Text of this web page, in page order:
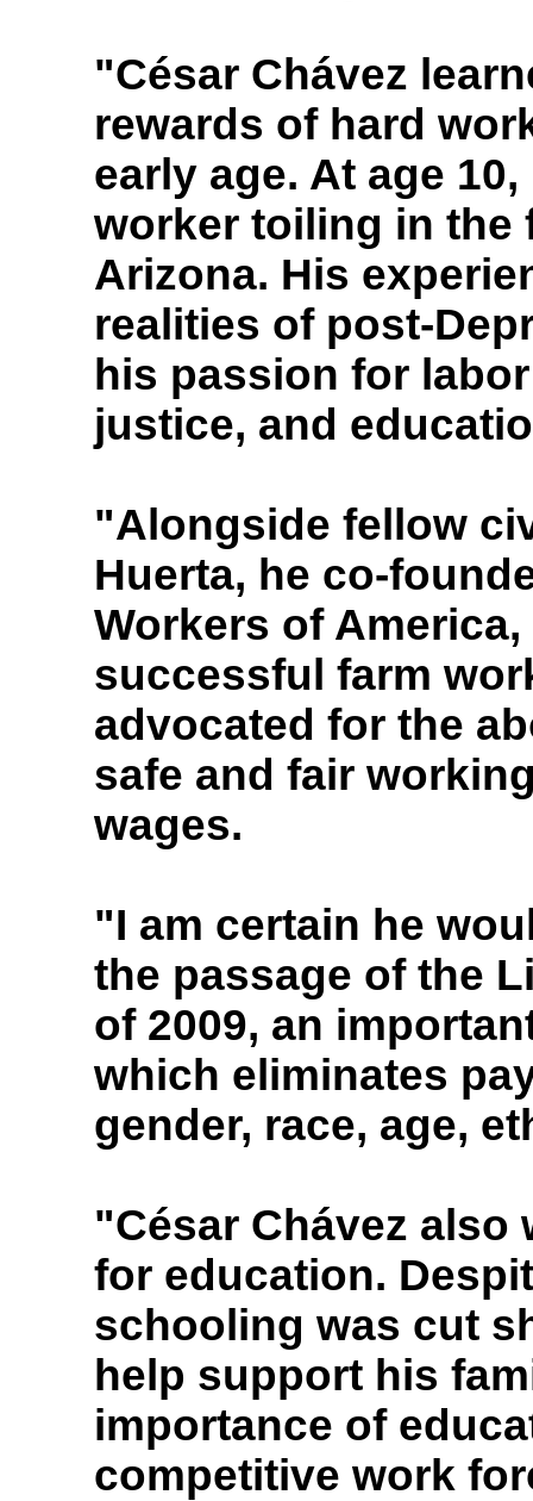
"César Chávez
rewards of hard
early age. At age
worker toiling in the
Arizona. His
realities of post-
his passion for
justice, and
"Alongside fellow
Huerta, he co-
Workers of
successful farm
advocated for the
safe and fair
wages.
"I am certain he
the passage of the
of 2009, an
which eliminates
gender, race, age,
"César Chávez also
for education.
schooling was cut
help support his
importance of
competitive work